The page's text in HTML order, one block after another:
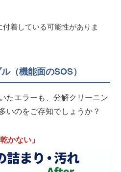
着している可能性がありま
（機能面のSOS）
たエラーも、分解クリーニン
いのをご存知でしょうか？
かない」